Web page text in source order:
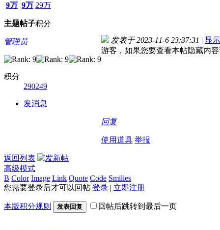
9万
主题
9万
帖子
29万
积分
管理员
积分
290249
发消息
发表于 2023-11-6 23:37:31 | 显
游客，如果您要查看本帖隐藏内
回复
使用道具 举报
返回列表
高级模式
B Color Image Link Quote Code Smilies
您需要登录后才可以回帖 登录 | 立即注册
本版积分规则 发表回复 回帖后跳转到最后一页